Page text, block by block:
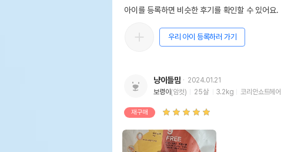
아이를 등록하면 비슷한 후기를 확인할 수 있어요.
우리 아이 등록하러 가기
냥이들맘
2024.01.21
보령이(암컷) 25살 3.2kg 코리안쇼트헤어
재구매